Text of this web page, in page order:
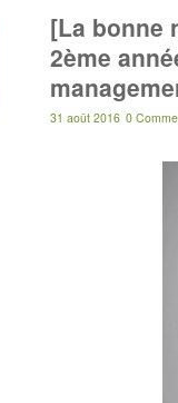
[La bonne
2ème
31 août 2016 0